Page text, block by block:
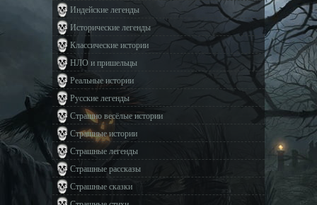
Индейские легенды
Исторические легенды
Классические истории
НЛО и пришельцы
Реальные истории
Русские легенды
Страшно весёлые истории
Страшные истории
Страшные легенды
Страшные рассказы
Страшные сказки